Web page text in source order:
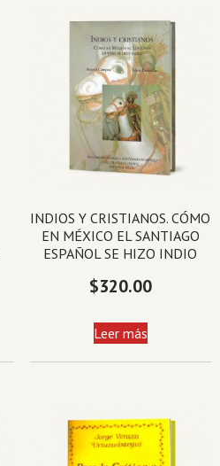
INDIOS Y CRISTIANOS. CÓMO
EN MÉXICO EL SANTIAGO
ESPAÑOL SE HIZO INDIO
$320.00
Leer más